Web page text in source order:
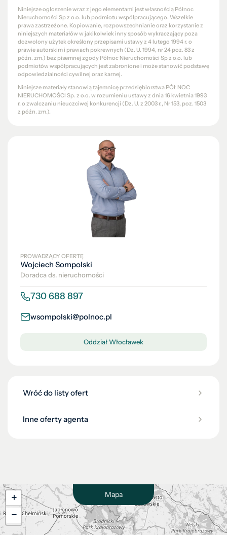
Niniejsze ogłoszenie wraz z jego elementami jest własnością Północ
Nieruchomości Sp z o.o. lub podmiotu współpracującego. Wszelkie
prawa zastrzeżone. Kopiowanie, rozpowszechnianie oraz korzystanie z
niniejszych materiałów w jakikolwiek inny sposób wykraczający poza
dozwolony użytek określony przepisami ustawy z 4 lutego 1994 r. o
prawie autorskim i prawach pokrewnych (Dz. U. 1994, nr 24 poz. 83 z
późn. zm.) bez pisemnej zgody Północ Nieruchomości Sp z o.o. lub
podmiotów współpracujących jest zabronione i może stanowić podstawę
odpowiedzialności cywilnej oraz karnej.
Niniejsze materiały stanowią tajemnicę przedsiębiorstwa PÓŁNOC
NIERUCHOMOŚCI Sp. z o.o. w rozumieniu ustawy z dnia 16 kwietnia 1993
r. o zwalczaniu nieuczciwej konkurencji (Dz. U. z 2003 r., Nr 153, poz. 1503
z późn. zm.).
PROWADZĄCY OFERTĘ
Wojciech Sompolski
Doradca ds. nieruchomości
730 688 897
wsompolski@polnoc.pl
Oddział Włocławek
Wróć do listy ofert
Inne oferty agenta
Mapa
+
−